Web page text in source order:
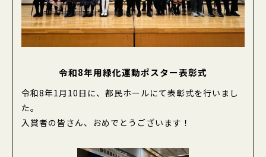
緑の募金グッズのご注文
ピックアップコンテンツ
イベント情報
What’s New
東京にこそ緑が必要
令和8年用緑化運動ポスター表彰式
令和8年1月10日に、都民ホールにて表彰式を行いまし
た。
入賞者の皆さん、おめでとうございます！